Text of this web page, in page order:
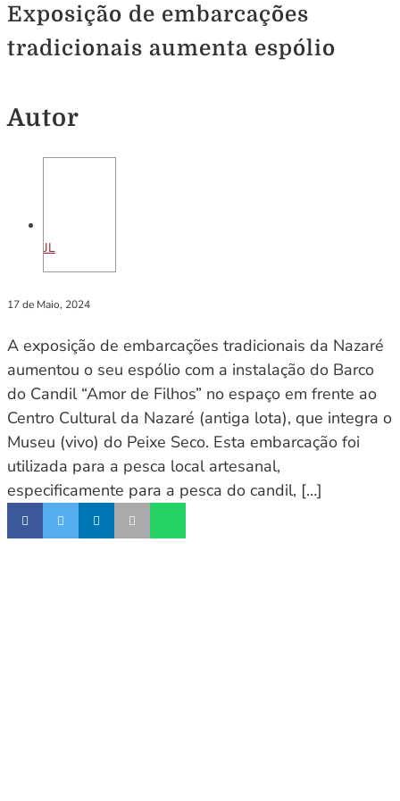
Exposição de embarcações
tradicionais aumenta espólio
Autor
JL
17 de Maio, 2024
A exposição de embarcações tradicionais da Nazaré
aumentou o seu espólio com a instalação do Barco
do Candil “Amor de Filhos” no espaço em frente ao
Centro Cultural da Nazaré (antiga lota), que integra o
Museu (vivo) do Peixe Seco. Esta embarcação foi
utilizada para a pesca local artesanal,
especificamente para a pesca do candil, […]